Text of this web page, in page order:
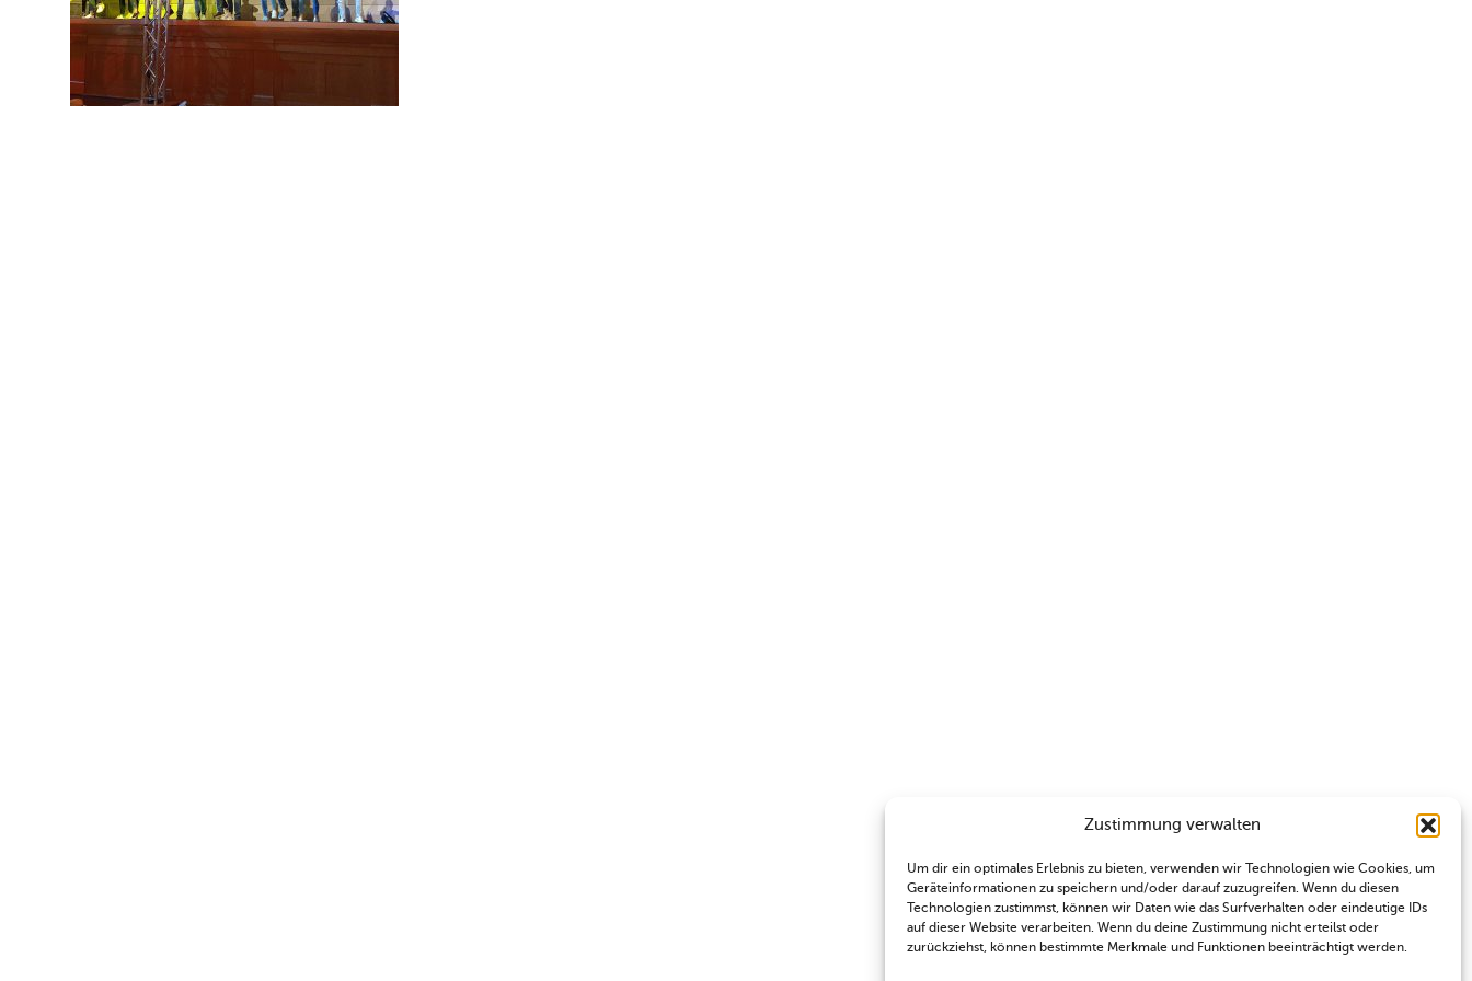
Zustimmung verwalten
Um dir ein optimales Erlebnis zu bieten, verwenden wir Technologien wie Cookies, um
Geräteinformationen zu speichern und/oder darauf zuzugreifen. Wenn du diesen
Technologien zustimmst, können wir Daten wie das Surfverhalten oder eindeutige IDs
auf dieser Website verarbeiten. Wenn du deine Zustimmung nicht erteilst oder
zurückziehst, können bestimmte Merkmale und Funktionen beeinträchtigt werden.